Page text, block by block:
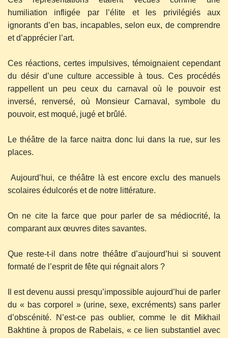
humiliation infligée par l’élite et les privilégiés aux
ignorants d’en bas, incapables, selon eux, de comprendre
et d’apprécier l’art.
Ces réactions, certes impulsives, témoignaient cependant
du désir d’une culture accessible à tous. Ces procédés
rappellent un peu ceux du carnaval où le pouvoir est
inversé, renversé, où Monsieur Carnaval, symbole du
pouvoir, est moqué, jugé et brûlé.
Le théâtre de la farce naitra donc lui dans la rue, sur les
places.
Aujourd’hui, ce théâtre là est encore exclu des manuels
scolaires édulcorés et de notre littérature.
On ne cite la farce que pour parler de sa médiocrité, la
comparant aux œuvres dites savantes.
Que reste-t-il dans notre théâtre d’aujourd’hui si souvent
formaté de l’esprit de fête qui régnait alors ?
Il est devenu aussi presqu’impossible aujourd’hui de parler
du « bas corporel » (urine, sexe, excréments) sans parler
d’obscénité. N’est-ce pas oublier, comme le dit Mikhail
Bakhtine à propos de Rabelais, « ce lien substantiel avec